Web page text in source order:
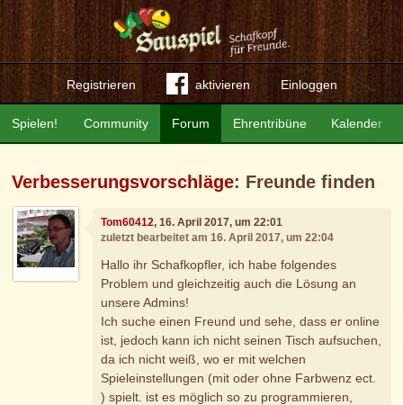
Registrieren aktivieren Einloggen
Community Forum Ehrentribüne Kalender
Spielen!
Verbesserungsvorschläge: Freunde finden
Tom60412, 16. April 2017, um 22:01
zuletzt bearbeitet am 16. April 2017, um 22:04
Hallo ihr Schafkopfler, ich habe folgendes
Problem und gleichzeitig auch die Lösung an
unsere Admins!
Ich suche einen Freund und sehe, dass er online
ist, jedoch kann ich nicht seinen Tisch aufsuchen,
da ich nicht weiß, wo er mit welchen
Spieleinstellungen (mit oder ohne Farbwenz ect.
) spielt. ist es möglich so zu programmieren,